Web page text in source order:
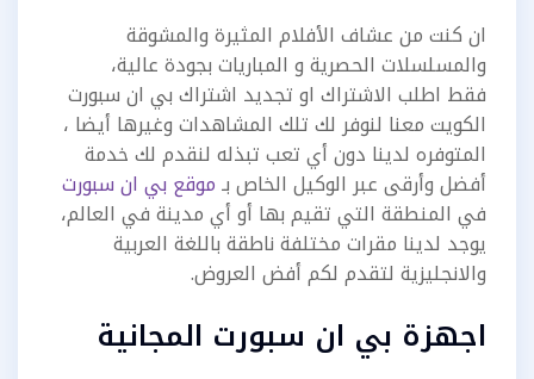
ان كنت من عشاف الأفلام المثيرة والمشوقة
والمسلسلات الحصرية و المباريات بجودة عالية،
فقط اطلب الاشتراك او تجديد اشتراك بي ان سبورت
الكويت معنا لنوفر لك تلك المشاهدات وغيرها أيضا ،
المتوفره لدينا دون أي تعب تبذله لنقدم لك خدمة
أفضل وأرقى عبر الوكيل الخاص بـموقع بي ان سبورت
في المنطقة التي تقيم بها أو أي مدينة في العالم،
يوجد لدينا مقرات مختلفة ناطقة باللغة العربية
والانجليزية لتقدم لكم أفض العروض.
اجهزة بي ان سبورت المجانية